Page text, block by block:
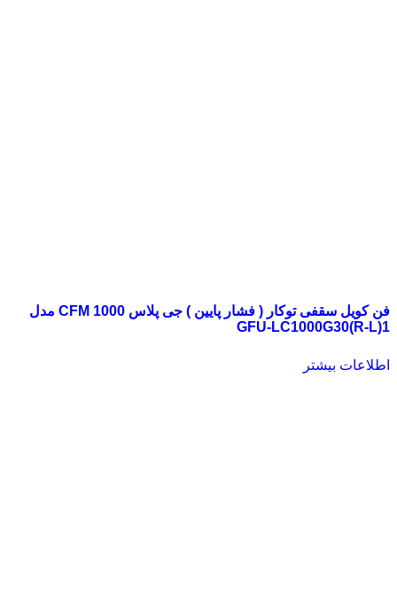
فن کویل سقفی توکار ( فشار پایین ) جی پلاس 1000 CFM مدل
GFU-LC1000G30(R-L)1
اطلاعات بیشتر